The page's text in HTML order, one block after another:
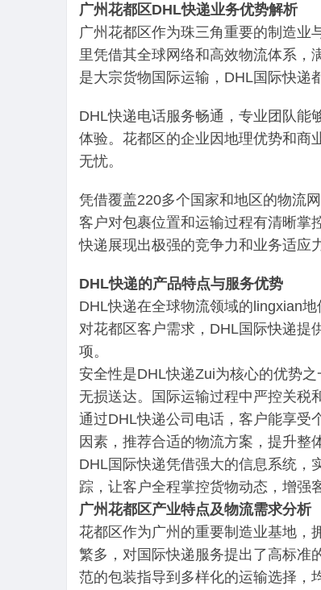
广州花都区DHL快递业务优势解析
广州花都区作为珠三角重要的制造业
里凭借其全球网络和高效物流体系，
是大宗货物国际运输，DHL国际快递
DHL快递电话服务畅通，专业团队能
体验。花都区的企业因地理优势和商
无忧。
凭借覆盖220多个国家和地区的物流
客户对包裹位置和运输过程有清晰掌
快递展现出极强的竞争力和业务适应
DHL快递的产品特点与服务优势
DHL快递在全球物流领域的lingxian
对花都区客户需求，DHL国际快递提
项。
安全性是DHL快递Zui为核心的优势
无损送达。国际运输过程中严控关税
通过DHL快递公司电话，客户能享受
因素，推荐合适的物流方案，提升整
DHL国际快递凭借强大的信息系统，
踪，让客户全程掌控货物动态，增强
广州花都区产业特点及物流需求分析
花都区作为广州的重要制造业基地，
繁多，对国际快递服务提出了高标准
范的包装指导到多样化的运输选择，